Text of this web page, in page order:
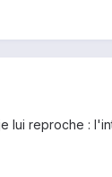
lui reproche :